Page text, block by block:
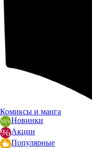
Комиксы и манга
Новинки
Акции
Популярные